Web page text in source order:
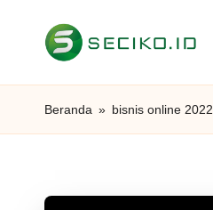
S
e
i
Informasi
dan
Beranda » bisnis online 2022